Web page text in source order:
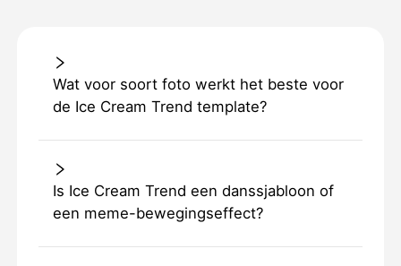
Wat voor soort foto werkt het beste voor
de Ice Cream Trend template?
Is Ice Cream Trend een danssjabloon of
een meme-bewegingseffect?